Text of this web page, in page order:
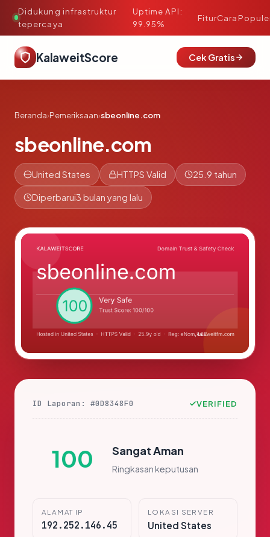
Didukung infrastruktur
tepercaya
·
Uptime API:
99.95%
FiturCara
KalaweitScore Cek Gratis
Beranda›Pemeriksaan›sbeonline.com
sbeonline.com
United States HTTPS Valid 25.9 tahun
Diperbarui3 bulan yang lalu
ID Laporan: #0D8348F0 VERIFIED
100 Sangat Aman
Ringkasan keputusan
ALAMAT IP
192.252.146.45
LOKASI SERVER
United States